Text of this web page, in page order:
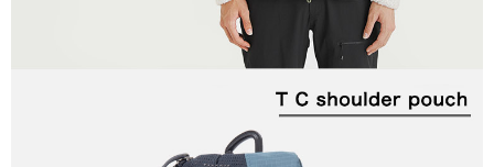
５．嚴禁一人註冊多個帳號或使用他人資訊註冊。若發現惡意使用之情形，
恩沛科技股份有限公司將有權停止該用戶之使用額度並採取法律行動。